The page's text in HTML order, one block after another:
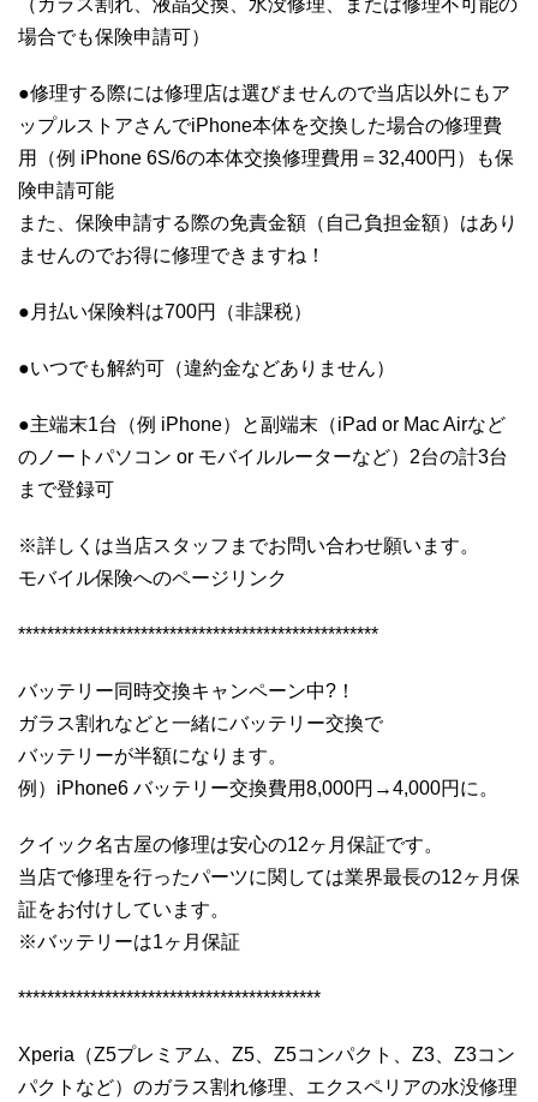
場合でも保険申請可）
●修理する際には修理店は選びませんので当店以外にもア
ップルストアさんでiPhone本体を交換した場合の修理費
用（例 iPhone 6S/6の本体交換修理費用＝32,400円）も保
険申請可能
また、保険申請する際の免責金額（自己負担金額）はあり
ませんのでお得に修理できますね！
●月払い保険料は700円（非課税）
●いつでも解約可（違約金などありません）
●主端末1台（例 iPhone）と副端末（iPad or Mac Airなど
のノートパソコン or モバイルルーターなど）2台の計3台
まで登録可
※詳しくは当店スタッフまでお問い合わせ願います。
モバイル保険へのページリンク
**************************************************
バッテリー同時交換キャンペーン中?！
ガラス割れなどと一緒にバッテリー交換で
バッテリーが半額になります。
例）iPhone6 バッテリー交換費用8,000円→4,000円に。
クイック名古屋の修理は安心の12ヶ月保証です。
当店で修理を行ったパーツに関しては業界最長の12ヶ月保
証をお付けしています。
※バッテリーは1ヶ月保証
******************************************
Xperia（Z5プレミアム、Z5、Z5コンパクト、Z3、Z3コン
パクトなど）のガラス割れ修理、エクスペリアの水没修理